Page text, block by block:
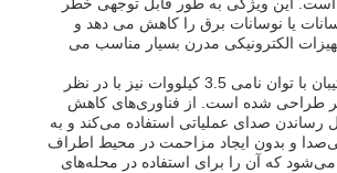
بنزین
یا نوسانات برق را کاهش می دهد و
الکترونیکی مدرن بسیار مناسب می
ژنراتور بنزینی پشتیبان با توان نامی 3.5 کیلووات نیز با در نظر
طراحی شده است. از فناوری‌های کاهش
رساندن صدای عملیاتی استفاده می‌کند و به
و بدون ایجاد مزاحمت در محیط اطراف
می‌شود که آن را برای استفاده در محله‌های